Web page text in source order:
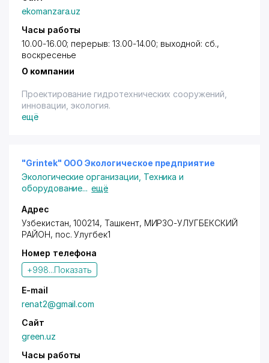
(ФЕС) коллекторов.
ПАРТНЕРСКИЕ ОТНОШЕНИЯ:
ООО НИИЦ «EcoTechGeoEngineering» активно
работает над развитием своей партнёрской сети.
ekomanzara.uz
Часы работы
10.00-16.00; перерыв: 13.00-14.00; выходной: сб.,
воскресенье
О компании
Проектирование гидротехнических сооружений,
инновации, экология.
ещё
"Grintek" ООО Экологическое предприятие
Экологические организации Техника и
оборудование... ещё
Адрес
Узбекистан, 100214, Ташкент, МИРЗО-УЛУГБЕКСКИЙ
РАЙОН, пос. Улугбек1
Номер телефона
+998...Показать
E-mail
renat2@gmail.com
Сайт
green.uz
Часы работы